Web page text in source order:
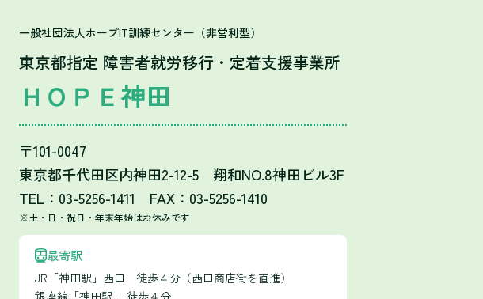
一般社団法人ホープIT訓練センター（非営利型）
東京都指定 障害者就労移行・定着支援事業所
ＨＯＰＥ神田
〒101-0047
東京都千代田区内神田2-12-5 翔和NO.8神田ビル3F
TEL：03-5256-1411 FAX：03-5256-1410
※土・日・祝日・年末年始はお休みです
最寄駅
JR「神田駅」西口 徒歩４分（西口商店街を直進）
銀座線「神田駅」 徒歩４分